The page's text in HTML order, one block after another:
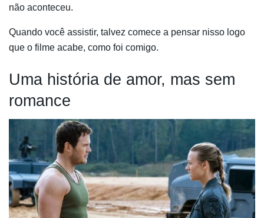
não aconteceu.
Quando você assistir, talvez comece a pensar nisso logo
que o filme acabe, como foi comigo.
Uma história de amor, mas sem
romance